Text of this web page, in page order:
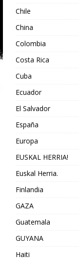
Chile
China
Colombia
Costa Rica
Cuba
Ecuador
El Salvador
España
Europa
EUSKAL HERRIA!
Euskal Herria.
Finlandia
GAZA
Guatemala
GUYANA
Haiti